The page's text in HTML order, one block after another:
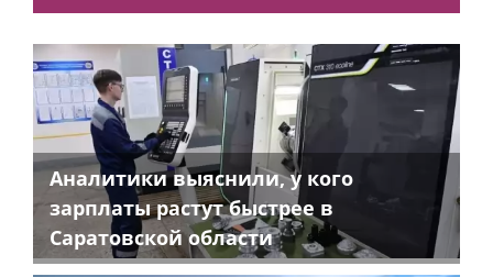
Аналитики выяснили, у кого
зарплаты растут быстрее в
Саратовской области